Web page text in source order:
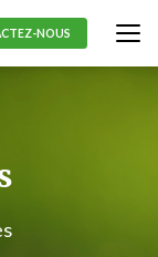
NOUS